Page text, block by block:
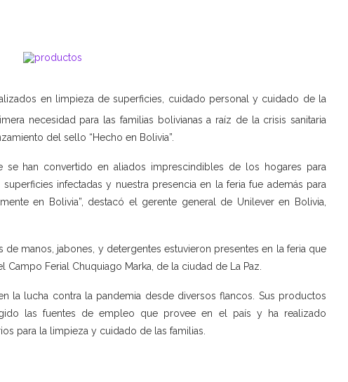
en limpieza de superficies, cuidado personal y cuidado de la
necesidad para las familias bolivianas a raíz de la crisis sanitaria
del sello “Hecho en Bolivia”.
han convertido en aliados imprescindibles de los hogares para
infectadas y nuestra presencia en la feria fue además para
en Bolivia”, destacó el gerente general de Unilever en Bolivia,
manos, jabones, y detergentes estuvieron presentes en la feria que
Ferial Chuquiago Marka, de la ciudad de La Paz.
la lucha contra la pandemia desde diversos flancos. Sus productos
las fuentes de empleo que provee en el país y ha realizado
para la limpieza y cuidado de las familias.